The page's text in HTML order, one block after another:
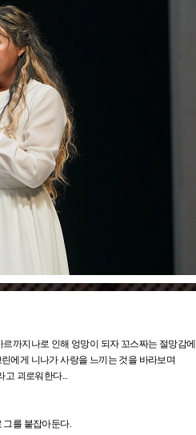
까지나로 인해 엉망이 되자 꼬스짜는 절망감
에게 니나가 사랑을 느끼는 것을 바라보며
고 괴로워한다...
그를 붙잡아둔다.